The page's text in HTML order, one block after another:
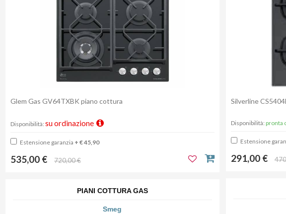
Glem Gas GV64TXBK piano cottura
Disponibilità: su ordinazione
Estensione garanzia + € 45,90
535,00 € 720,00 €
Silverline
Disponibilità: pronta
Estensione
291,00 €
PIANI COTTURA GAS
Smeg